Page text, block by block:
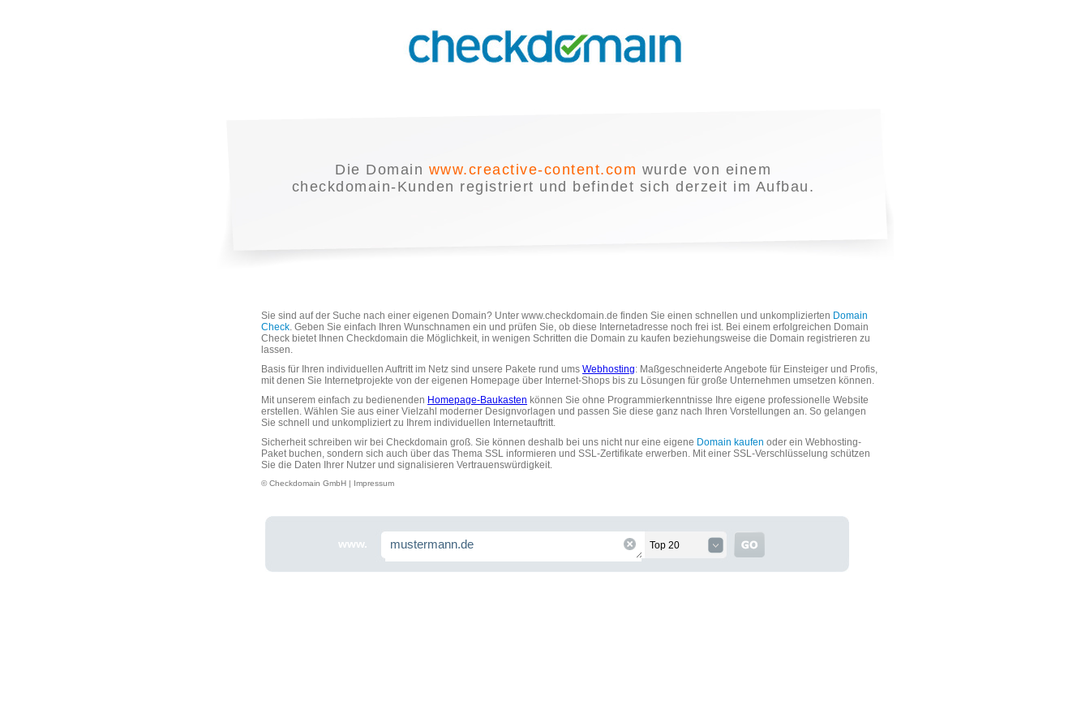
Die Domain www.creactive-content.com wurde von einem
checkdomain-Kunden registriert und befindet sich derzeit im Aufbau.
Sie sind auf der Suche nach einer eigenen Domain? Unter www.checkdomain.de finden Sie einen schnellen und unkomplizierten Domain
Check. Geben Sie einfach Ihren Wunschnamen ein und prüfen Sie, ob diese Internetadresse noch frei ist. Bei einem erfolgreichen Domain
Check bietet Ihnen Checkdomain die Möglichkeit, in wenigen Schritten die Domain zu kaufen beziehungsweise die Domain registrieren zu
lassen.
Basis für Ihren individuellen Auftritt im Netz sind unsere Pakete rund ums Webhosting: Maßgeschneiderte Angebote für Einsteiger und Profis,
mit denen Sie Internetprojekte von der eigenen Homepage über Internet-Shops bis zu Lösungen für große Unternehmen umsetzen können.
Mit unserem einfach zu bedienenden Homepage-Baukasten können Sie ohne Programmierkenntnisse Ihre eigene professionelle Website
erstellen. Wählen Sie aus einer Vielzahl moderner Designvorlagen und passen Sie diese ganz nach Ihren Vorstellungen an. So gelangen
Sie schnell und unkompliziert zu Ihrem individuellen Internetauftritt.
Sicherheit schreiben wir bei Checkdomain groß. Sie können deshalb bei uns nicht nur eine eigene Domain kaufen oder ein Webhosting-
Paket buchen, sondern sich auch über das Thema SSL informieren und SSL-Zertifikate erwerben. Mit einer SSL-Verschlüsselung schützen
Sie die Daten Ihrer Nutzer und signalisieren Vertrauenswürdigkeit.
© Checkdomain GmbH | Impressum
www. Top 20